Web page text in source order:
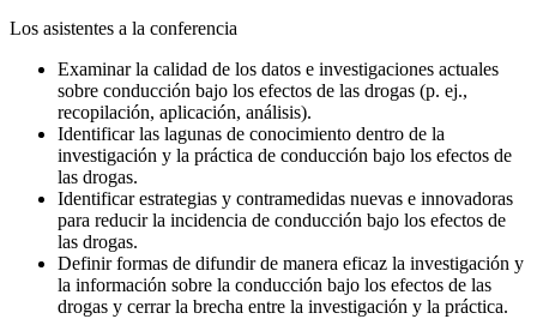
Los asistentes a la conferencia
Examinar la calidad de los datos e investigaciones actuales
sobre conducción bajo los efectos de las drogas (p. ej.,
recopilación, aplicación, análisis).
Identificar las lagunas de conocimiento dentro de la
investigación y la práctica de conducción bajo los efectos de
las drogas.
Identificar estrategias y contramedidas nuevas e innovadoras
para reducir la incidencia de conducción bajo los efectos de
las drogas.
Definir formas de difundir de manera eficaz la investigación y
la información sobre la conducción bajo los efectos de las
drogas y cerrar la brecha entre la investigación y la práctica.